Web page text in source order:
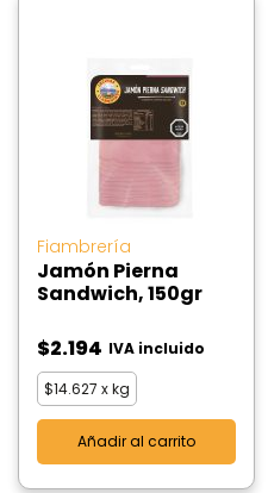
Fiambrería
Jamón Pierna
Sandwich, 150gr
$2.194 IVA incluido
$14.627 x kg
Añadir al carrito